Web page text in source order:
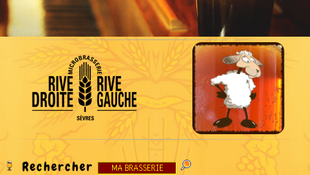
Rechercher